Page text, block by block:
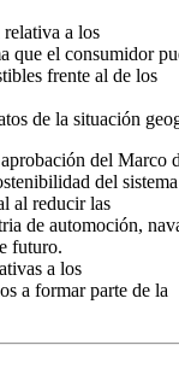
a los
que el consumidor
frente al de los
de la situación
del Marco
del sistema
al reducir las
de automoción,
futuro.
a los
a formar parte de la